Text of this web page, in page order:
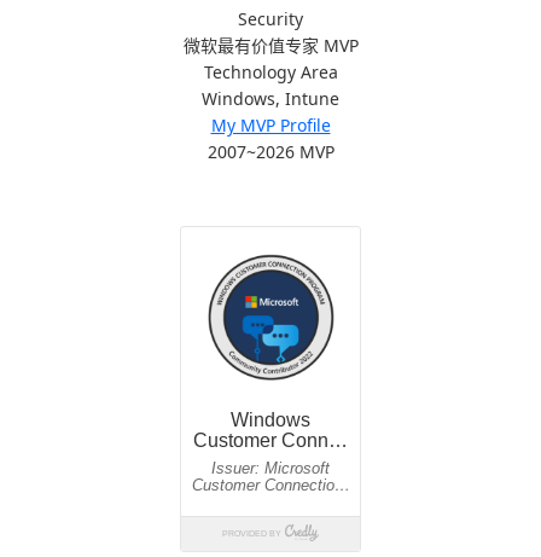
Security
微软最有价值专家 MVP
Technology Area
Windows, Intune
My MVP Profile
2007~2026 MVP